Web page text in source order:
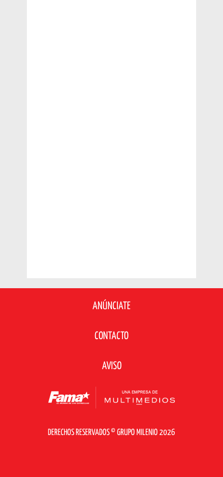
ANÚNCIATE
CONTACTO
AVISO
DERECHOS RESERVADOS © GRUPO MILENIO 2026